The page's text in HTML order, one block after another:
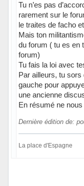
Tu n’es pas
rarement sur le
le traites de facho
Mais ton
du forum ( tu es en
forum)
Tu fais la loi avec
Par ailleurs, tu sors
gauche pour
une ancienne
En résumé ne
Dernière édition de:
La place d'Espagne